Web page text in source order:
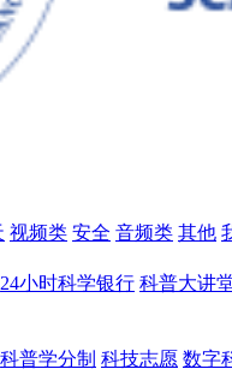
视频类 安全 音频类 其他
24小时科学银行 科普大讲
科普学分制 科技志愿 数字